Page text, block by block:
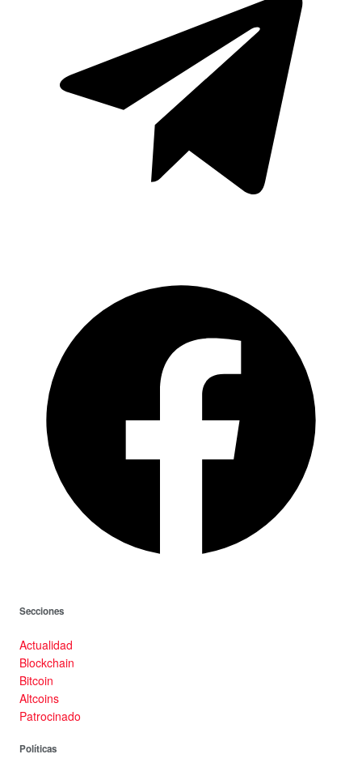
Secciones
Actualidad
Blockchain
Bitcoin
Altcoins
Patrocinado
Políticas